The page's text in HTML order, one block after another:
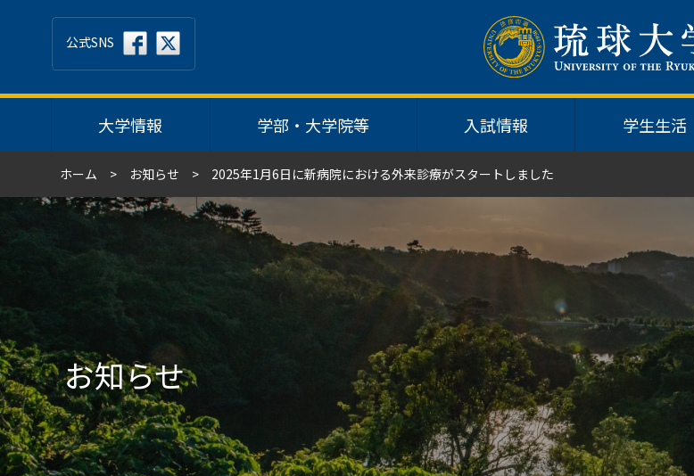
大学情報 学部・大学院等 入試情報 学生生活
公式SNS
ホーム お知らせ 2025年1月6日に新病院における外来診療がスタートしました
お知らせ